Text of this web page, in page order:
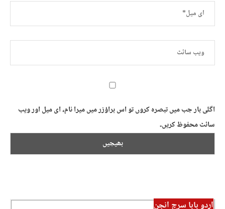
اگلی بار جب میں تبصرہ کروں تو اس براؤزر میں میرا نام، ای میل اور ویب
سائٹ محفوظ کریں۔
اردو بابا سرچ انجن